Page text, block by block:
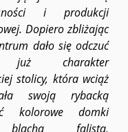
i produkcji
Dopiero zbliżając
dało się odczuć
już charakter
stolicy, która wciąż
swoją rybacką
kolorowe domki
falistą,